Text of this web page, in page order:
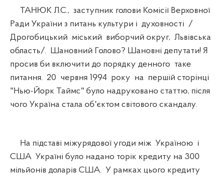
ТАНЮК Л.С., заступник голови Комісії Верховної
Ради України з питань культури і духовності /
Дрогобицький міський виборчий округ, Львівська
область/. Шановний Голово? Шановні депутати! Я
просив би включити до порядку денного таке
питання. 20 червня 1994 року на першій сторінці
"Нью-Йорк Таймс" було надруковано статтю, після
чого Україна стала об'єктом світового скандалу.
На підставі міжурядової угоди між Україною і
США Україні було надано торік кредиту на 300
мільйонів доларів США. У рамках цього кредиту